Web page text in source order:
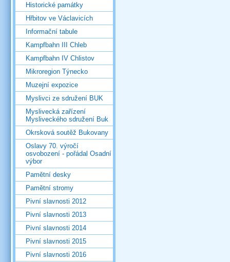
Historické památky
Hřbitov ve Václavicích
Informační tabule
Kampfbahn III Chleb
Kampfbahn IV Chlistov
Mikroregion Týnecko
Muzejní expozice
Myslivci ze sdružení BUK
Myslivecká zařízení
Mysliveckého sdružení Buk
Okrsková soutěž Bukovany
Oslavy 70. výročí
osvobození - pořádal Osadní
výbor
Pamětní desky
Pamětní stromy
Pivní slavnosti 2012
Pivní slavnosti 2013
Pivní slavnosti 2014
Pivní slavnosti 2015
Pivní slavnosti 2016